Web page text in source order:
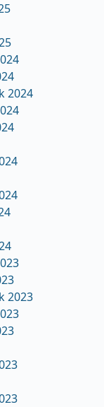
2024
2023